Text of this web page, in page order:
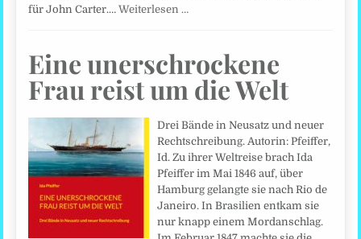
für John Carter.…Weiterlesen …
Eine unerschrockene
Frau reist um die Welt
Drei Bände in Neusatz und neuer
Rechtschreibung. Autorin: Pfeiffer,
Id. Zu ihrer Weltreise brach Ida
Pfeiffer im Mai 1846 auf, über
Hamburg gelangte sie nach Rio de
Janeiro. In Brasilien entkam sie
nur knapp einem Mordanschlag.